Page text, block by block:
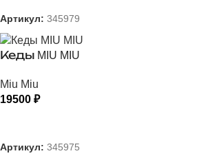
Артикул: 345979
Кеды MIU MIU
Miu Miu
19500 ₽
Артикул: 345975